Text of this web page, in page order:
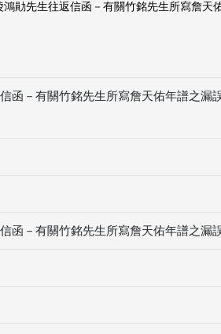
鴻勛先生往返信函－有關竹銘先生所寫詹天
函－有關竹銘先生所寫詹天佑年譜之漏
函－有關竹銘先生所寫詹天佑年譜之漏